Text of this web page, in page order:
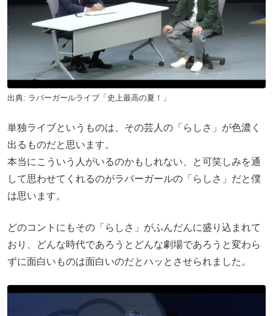
出典: ラバーガールライブ「史上最高の夏！」
単独ライブというものは、その芸人の「らしさ」が色濃く
出るものだと思います。
本当にこういう人がいるのかもしれない、と可笑しみを通
して思わせてくれるのがラバーガールの「らしさ」だと僕
は思います。
どのコントにもその「らしさ」がふんだんに盛り込まれて
おり、どんな時代であろうとどんな劇場であろうと変わら
ずに面白いものは面白いのだとハッとさせられました。